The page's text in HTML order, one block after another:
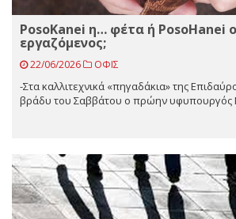
PosoKanei η… φέτα ή PosoHanei
εργαζόμενος;
22/06/2026 ΟΦΙΣ
-Στα καλλιτεχνικά «πηγαδάκια» της
βράδυ του Σαββάτου ο πρώην υφυπουργός